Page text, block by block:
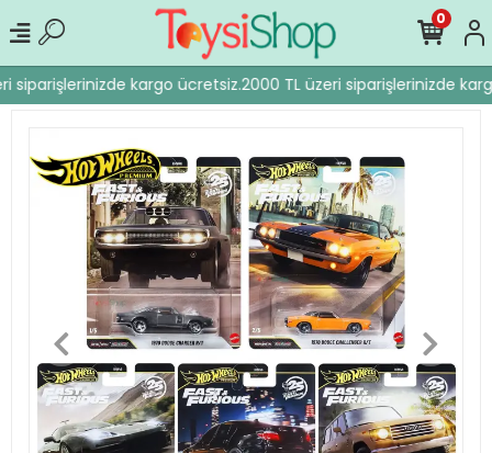
siparişlerinizde kargo ücretsiz.2000 TL üzeri siparişlerinizde
0